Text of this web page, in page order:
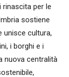
rinascita per le
sostiene
unisce cultura,
i borghi e i
nuova centralità